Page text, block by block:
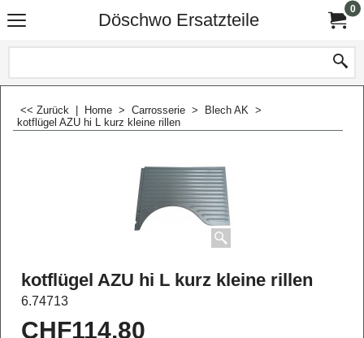
Döschwo Ersatzteile
0
<< Zurück Home > Carrosserie > Blech AK >
kotflügel AZU hi L kurz kleine rillen
kotflügel AZU hi L kurz kleine rillen
6.74713
CHF114.80